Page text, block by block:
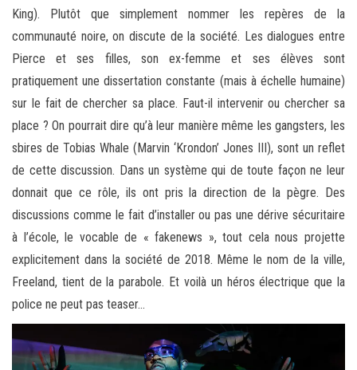
King). Plutôt que simplement nommer les repères de la
communauté noire, on discute de la société. Les dialogues entre
Pierce et ses filles, son ex-femme et ses élèves sont
pratiquement une dissertation constante (mais à échelle humaine)
sur le fait de chercher sa place. Faut-il intervenir ou chercher sa
place ? On pourrait dire qu’à leur manière même les gangsters, les
sbires de Tobias Whale (Marvin ‘Krondon’ Jones III), sont un reflet
de cette discussion. Dans un système qui de toute façon ne leur
donnait que ce rôle, ils ont pris la direction de la pègre. Des
discussions comme le fait d’installer ou pas une dérive sécuritaire
à l’école, le vocable de « fakenews », tout cela nous projette
explicitement dans la société de 2018. Même le nom de la ville,
Freeland, tient de la parabole. Et voilà un héros électrique que la
police ne peut pas teaser…